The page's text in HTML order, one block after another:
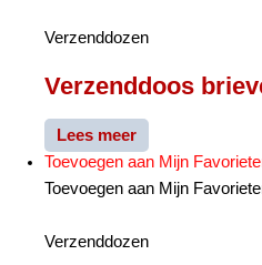
Verzenddozen
Verzenddoos
Lees meer
Toevoegen aan Mijn
Toevoegen aan Mijn
Verzenddozen